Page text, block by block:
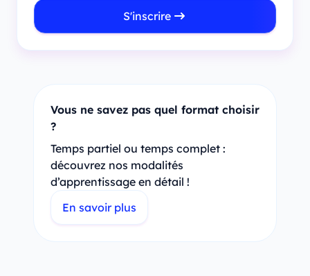
S'inscrire
Vous ne savez pas quel format choisir
?
Temps partiel ou temps complet :
découvrez nos modalités
d’apprentissage en détail !
En savoir plus